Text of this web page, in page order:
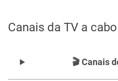
Canais da TV a cabo
🎬 Canais